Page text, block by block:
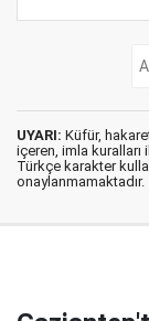
UYARI: Küfür,
içeren, imla kuralları
Türkçe karakter
onaylanmamaktadır.